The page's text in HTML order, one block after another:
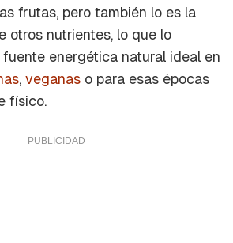
frutas, pero también lo es la
otros nutrientes, lo que lo
energética natural ideal en
, veganas o para esas épocas
físico.